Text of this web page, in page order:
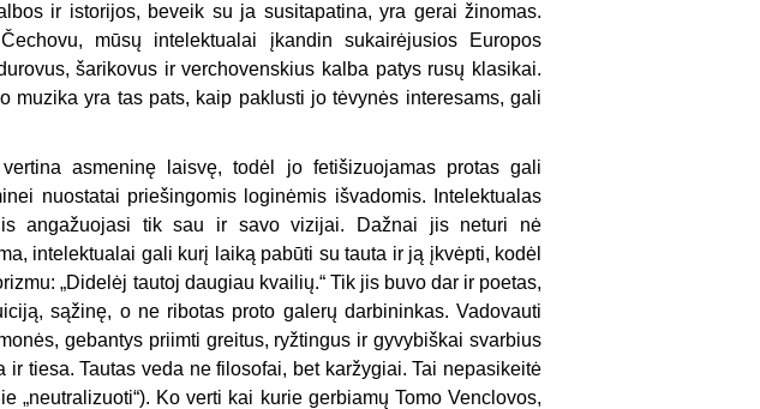
ir istorijos, beveik su ja susitapatina, yra gerai žinomas.
mūsų intelektualai įkandin sukairėjusios Europos
šarikovus ir verchovenskius kalba patys rusų klasikai.
muzika yra tas pats, kaip paklusti jo tėvynės interesams, gali
asmeninę laisvę, todėl jo fetišizuojamas protas gali
nuostatai priešingomis loginėmis išvadomis. Intelektualas
angažuojasi tik sau ir savo vizijai. Dažnai jis neturi nė
intelektualai gali kurį laiką pabūti su tauta ir ją įkvėpti, kodėl
„Didelėj tautoj daugiau kvailių.“ Tik jis buvo dar ir poetas,
sąžinę, o ne ribotas proto galerų darbininkas. Vadovauti
gebantys priimti greitus, ryžtingus ir gyvybiškai svarbius
tiesa. Tautas veda ne filosofai, bet karžygiai. Tai nepasikeitė
„neutralizuoti“). Ko verti kai kurie gerbiamų Tomo Venclovos,